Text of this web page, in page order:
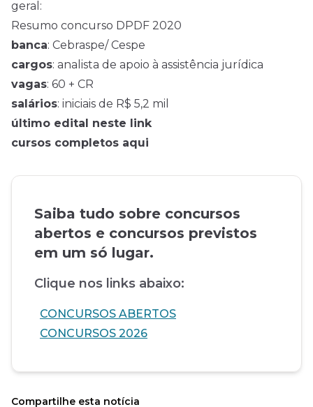
geral:
Resumo concurso DPDF 2020
banca: Cebraspe/ Cespe
cargos: analista de apoio à assistência jurídica
vagas: 60 + CR
salários: iniciais de R$ 5,2 mil
último edital neste link
cursos completos aqui
Saiba tudo sobre concursos
abertos e concursos previstos
em um só lugar.
Clique nos links abaixo:
CONCURSOS ABERTOS
CONCURSOS 2026
Compartilhe esta notícia